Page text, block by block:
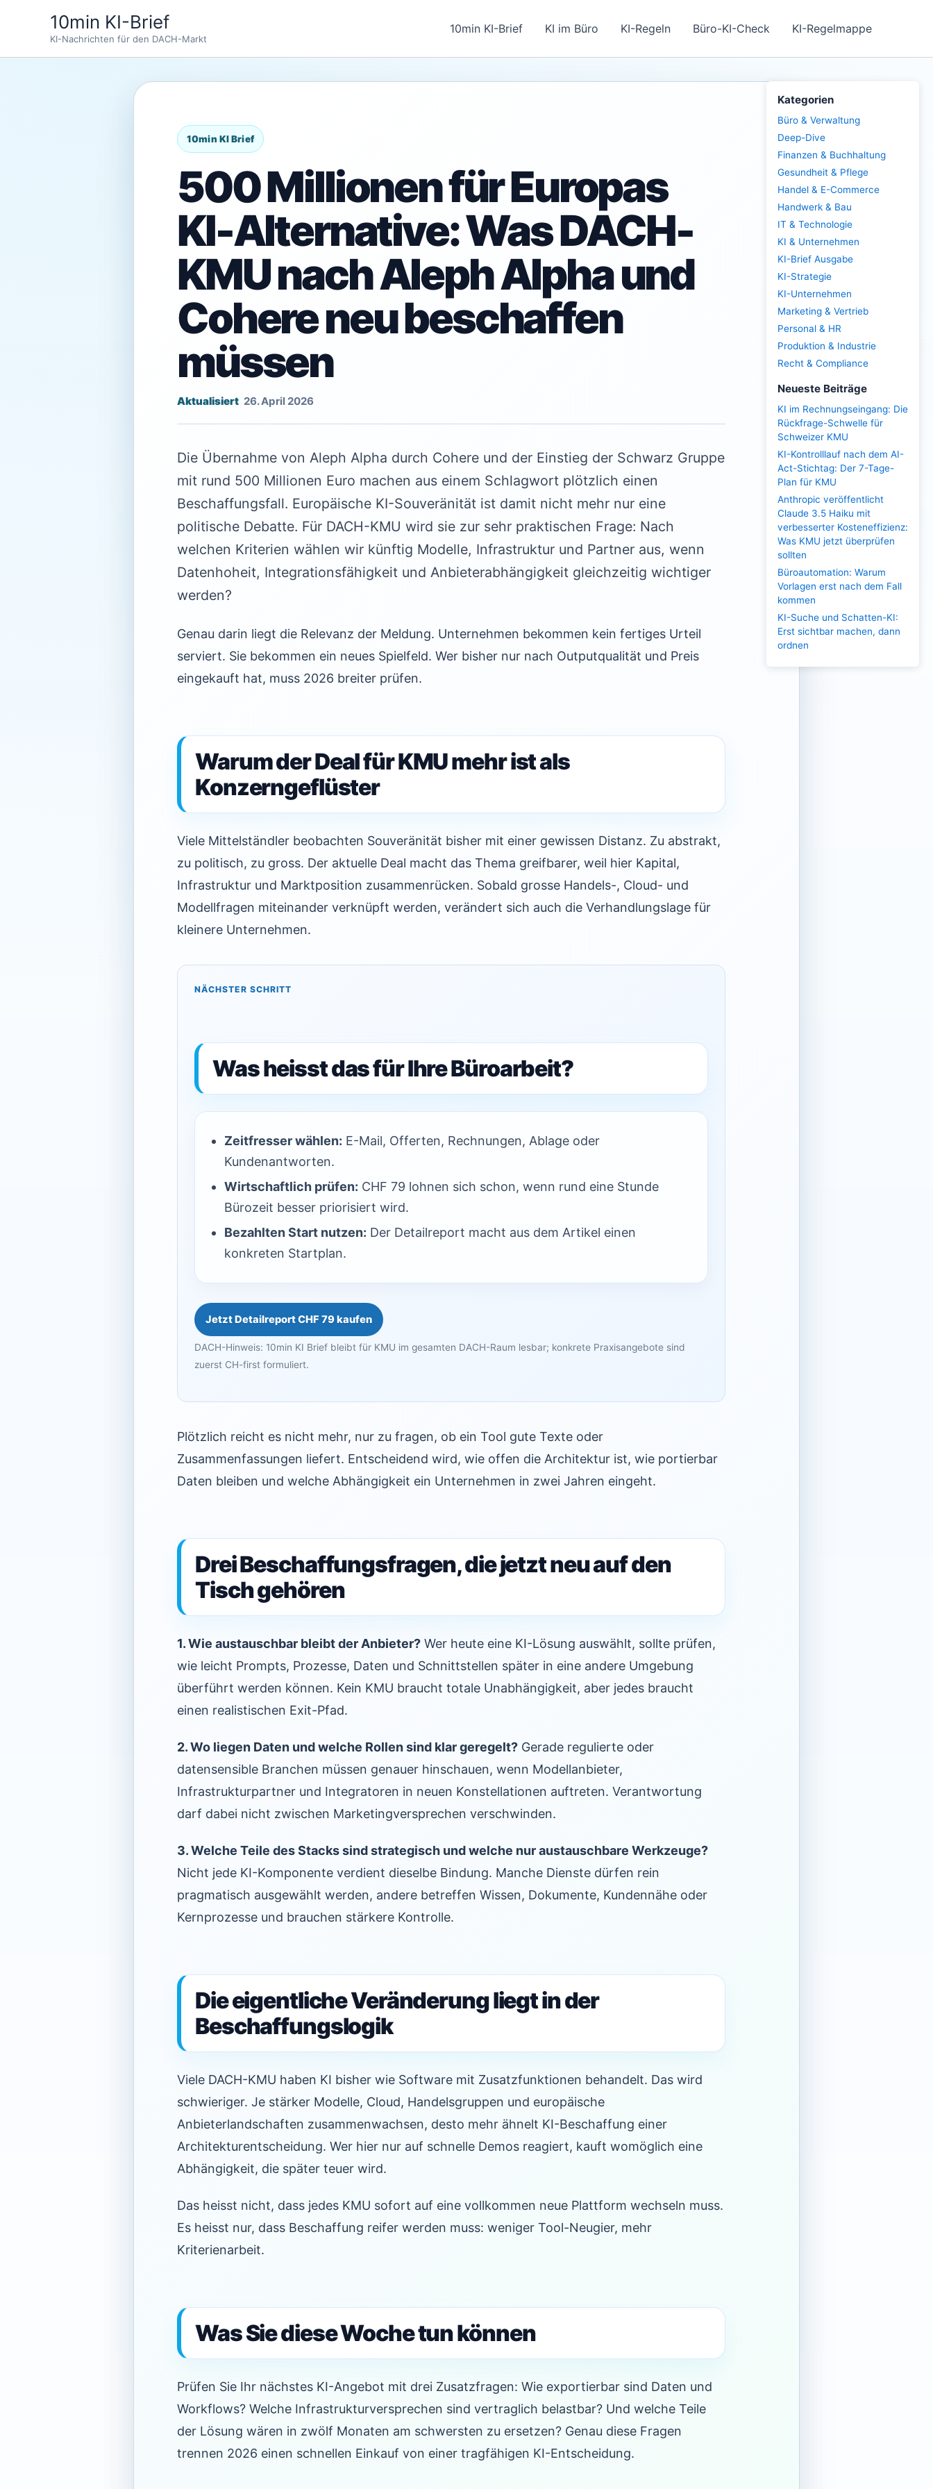
10min KI-Brief
KI-Nachrichten für den DACH-Markt
10min KI-Brief KI im Büro KI-Regeln Büro-KI-Check KI-Regelmappe
500 Millionen für Europas
KI-Alternative: Was DACH-
KMU nach Aleph Alpha und
Cohere neu beschaffen
müssen
26. April 2026
Die Übernahme von Aleph Alpha durch Cohere und der Einstieg der Schwarz Gruppe
mit rund 500 Millionen Euro machen aus einem Schlagwort plötzlich einen
Beschaffungsfall. Europäische KI-Souveränität ist damit nicht mehr nur eine
politische Debatte. Für DACH-KMU wird sie zur sehr praktischen Frage: Nach
welchen Kriterien wählen wir künftig Modelle, Infrastruktur und Partner aus, wenn
Datenhoheit, Integrationsfähigkeit und Anbieterabhängigkeit gleichzeitig wichtiger
werden?
Genau darin liegt die Relevanz der Meldung. Unternehmen bekommen kein fertiges Urteil
serviert. Sie bekommen ein neues Spielfeld. Wer bisher nur nach Outputqualität und Preis
eingekauft hat, muss 2026 breiter prüfen.
Warum der Deal für KMU mehr ist als
Konzerngeflüster
Viele Mittelständler beobachten Souveränität bisher mit einer gewissen Distanz. Zu abstrakt,
zu politisch, zu gross. Der aktuelle Deal macht das Thema greifbarer, weil hier Kapital,
Infrastruktur und Marktposition zusammenrücken. Sobald grosse Handels-, Cloud- und
Modellfragen miteinander verknüpft werden, verändert sich auch die Verhandlungslage für
kleinere Unternehmen.
NÄCHSTER SCHRITT
Was heisst das für Ihre Büroarbeit?
Zeitfresser wählen: E-Mail, Offerten, Rechnungen, Ablage oder
Kundenantworten.
Wirtschaftlich prüfen: CHF 79 lohnen sich schon, wenn rund eine Stunde
Bürozeit besser priorisiert wird.
Bezahlten Start nutzen: Der Detailreport macht aus dem Artikel einen
konkreten Startplan.
Jetzt Detailreport CHF 79 kaufen
DACH-Hinweis: 10min KI Brief bleibt für KMU im gesamten DACH-Raum lesbar; konkrete Praxisangebote sind
zuerst CH-first formuliert.
Plötzlich reicht es nicht mehr, nur zu fragen, ob ein Tool gute Texte oder
Zusammenfassungen liefert. Entscheidend wird, wie offen die Architektur ist, wie portierbar
Daten bleiben und welche Abhängigkeit ein Unternehmen in zwei Jahren eingeht.
Drei Beschaffungsfragen, die jetzt neu auf den
Tisch gehören
1. Wie austauschbar bleibt der Anbieter? Wer heute eine KI-Lösung auswählt, sollte prüfen,
wie leicht Prompts, Prozesse, Daten und Schnittstellen später in eine andere Umgebung
überführt werden können. Kein KMU braucht totale Unabhängigkeit, aber jedes braucht
einen realistischen Exit-Pfad.
2. Wo liegen Daten und welche Rollen sind klar geregelt? Gerade regulierte oder
datensensible Branchen müssen genauer hinschauen, wenn Modellanbieter,
Infrastrukturpartner und Integratoren in neuen Konstellationen auftreten. Verantwortung
darf dabei nicht zwischen Marketingversprechen verschwinden.
3. Welche Teile des Stacks sind strategisch und welche nur austauschbare Werkzeuge?
Nicht jede KI-Komponente verdient dieselbe Bindung. Manche Dienste dürfen rein
pragmatisch ausgewählt werden, andere betreffen Wissen, Dokumente, Kundennähe oder
Kernprozesse und brauchen stärkere Kontrolle.
Die eigentliche Veränderung liegt in der
Beschaffungslogik
Viele DACH-KMU haben KI bisher wie Software mit Zusatzfunktionen behandelt. Das wird
schwieriger. Je stärker Modelle, Cloud, Handelsgruppen und europäische
Anbieterlandschaften zusammenwachsen, desto mehr ähnelt KI-Beschaffung einer
Architekturentscheidung. Wer hier nur auf schnelle Demos reagiert, kauft womöglich eine
Abhängigkeit, die später teuer wird.
Das heisst nicht, dass jedes KMU sofort auf eine vollkommen neue Plattform wechseln muss.
Es heisst nur, dass Beschaffung reifer werden muss: weniger Tool-Neugier, mehr
Kriterienarbeit.
Was Sie diese Woche tun können
Prüfen Sie Ihr nächstes KI-Angebot mit drei Zusatzfragen: Wie exportierbar sind Daten und
Workflows? Welche Infrastrukturversprechen sind vertraglich belastbar? Und welche Teile
der Lösung wären in zwölf Monaten am schwersten zu ersetzen? Genau diese Fragen
trennen 2026 einen schnellen Einkauf von einer tragfähigen KI-Entscheidung.
Kategorien
Büro & Verwaltung
Deep-Dive
Finanzen & Buchhaltung
Gesundheit & Pflege
Handel & E-Commerce
Handwerk & Bau
IT & Technologie
KI & Unternehmen
KI-Brief Ausgabe
KI-Strategie
KI-Unternehmen
Marketing & Vertrieb
Personal & HR
Produktion & Industrie
Recht & Compliance
Neueste Beiträge
KI im Rechnungseingang: Die
Rückfrage-Schwelle für
Schweizer KMU
KI-Kontrolllauf nach dem AI-
Act-Stichtag: Der 7-Tage-
Plan für KMU
Anthropic veröffentlicht
Claude 3.5 Haiku mit
verbesserter Kosteneffizienz:
Was KMU jetzt überprüfen
sollten
Büroautomation: Warum
Vorlagen erst nach dem Fall
kommen
KI-Suche und Schatten-KI:
Erst sichtbar machen, dann
ordnen